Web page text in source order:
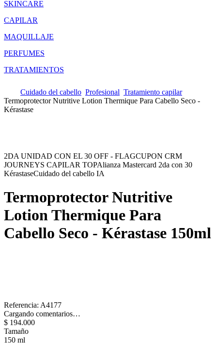
SKINCARE
CAPILAR
MAQUILLAJE
PERFUMES
TRATAMIENTOS
Cuidado del cabello Profesional Tratamiento capilar
Termoprotector Nutritive Lotion Thermique Para Cabello Seco -
Kérastase
2DA UNIDAD CON EL 30 OFF - FLAGCUPON CRM
JOURNEYS CAPILAR TOPAlianza Mastercard 2da con 30
KérastaseCuidado del cabello IA
Termoprotector Nutritive
Lotion Thermique Para
Cabello Seco - Kérastase 150ml
Referencia: A4177
Cargando comentarios…
$ 194.000
Tamaño
150 ml